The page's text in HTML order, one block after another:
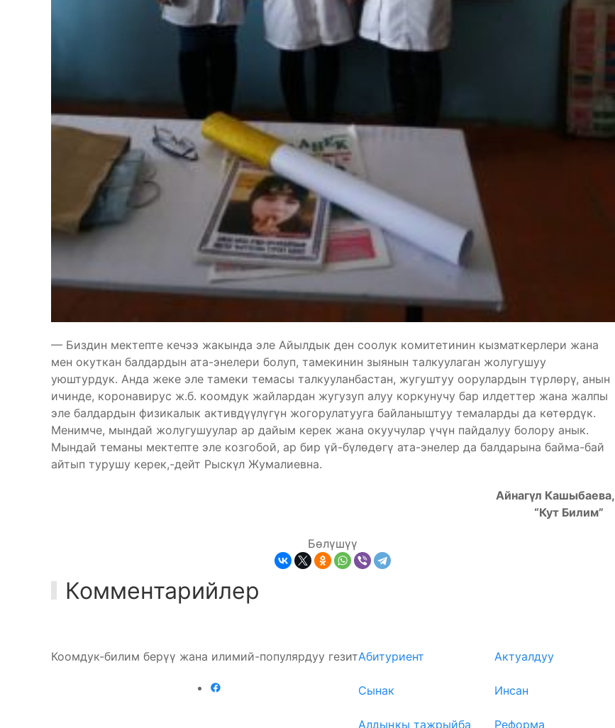
— Биздин мектепте кечээ жакында эле Айылдык ден соолук комитетинин кызматкерлери жана
мен окуткан балдардын ата-энелери болуп, тамекинин зыянын талкуулаган жолугушуу
уюштурдук. Анда жеке эле тамеки темасы талкууланбастан, жугуштуу оорулардын түрлөрү, анын
ичинде, коронавирус ж.б. коомдук жайлардан жугузуп алуу коркунучу бар илдеттер жана жалпы
эле балдардын физикалык активдүүлүгүн жогорулатууга байланыштуу темаларды да көтөрдүк.
Менимче, мындай жолугушуулар ар дайым керек жана окуучулар үчүн пайдалуу болору анык.
Мындай теманы мектепте эле козгобой, ар бир үй-бүлөдөгү ата-энелер да балдарына байма-бай
айтып турушу керек,-дейт Рыскүл Жумалиевна.
Айнагүл Кашыбаева,
“Кут Билим”
Бөлүшүү
Комментарийлер
Коомдук-билим берүү жана илимий-популярдуу гезитАбитуриент Актуалдуу
Сынак Инсан
Алдыңкы тажрыйба Реформа